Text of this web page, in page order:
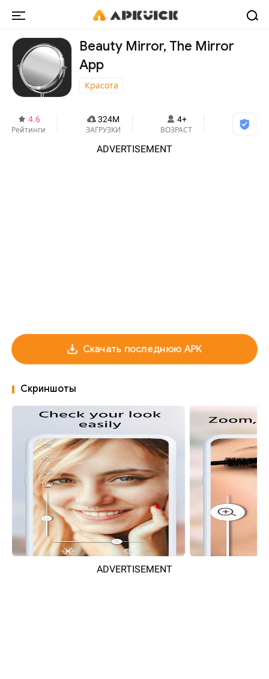
Beauty Mirror, The Mirror
App
Красота
4.6
Рейтинги
324M
ЗАГРУЗКИ
4+
ВОЗРАСТ
ADVERTISEMENT
Скачать последнюю APK
Скриншоты
ADVERTISEMENT